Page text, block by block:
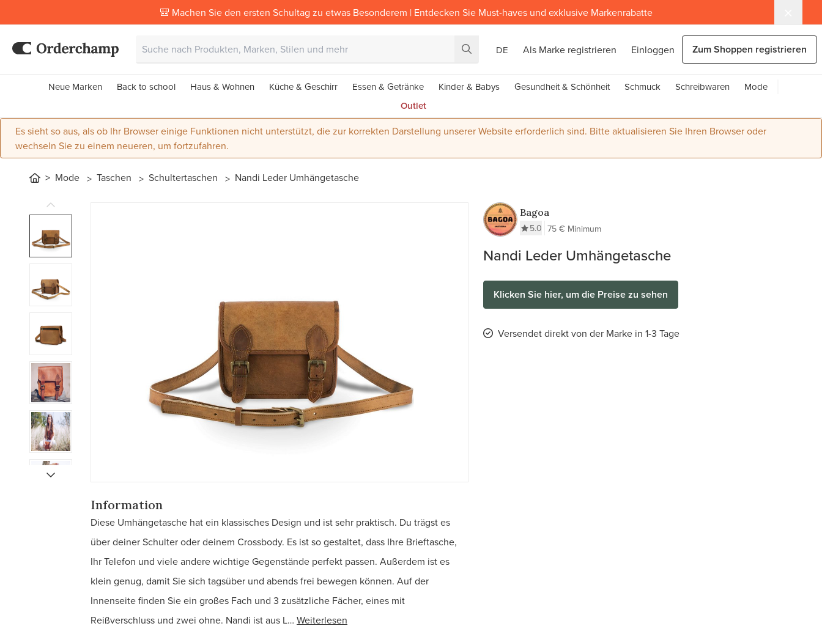
🎒 Machen Sie den ersten Schultag zu etwas Besonderem | Entdecken Sie Must-haves und exklusive Markenrabatte
DE Als Marke registrieren Einloggen Zum Shoppen registrieren
Neue Marken Back to school Haus & Wohnen Küche & Geschirr Essen & Getränke Kinder & Babys Gesundheit & Schönheit Schmuck Schreibwaren
Mode
Outlet
Es sieht so aus, als ob Ihr Browser einige Funktionen nicht unterstützt, die zur korrekten Darstellung unserer Website erforderlich sind. Bitte aktualisieren Sie Ihren Browser oder
wechseln Sie zu einem neueren, um fortzufahren.
Mode Taschen Schultertaschen Nandi Leder Umhängetasche
Bagoa
5.0 75 € Minimum
Nandi Leder Umhängetasche
Klicken Sie hier, um die Preise zu sehen
Versendet direkt von der Marke in 1-3 Tage
Information
Diese Umhängetasche hat ein klassisches Design und ist sehr praktisch. Du trägst es
über deiner Schulter oder deinem Crossbody. Es ist so gestaltet, dass Ihre Brieftasche,
Ihr Telefon und viele andere wichtige Gegenstände perfekt passen. Außerdem ist es
klein genug, damit Sie sich tagsüber und abends frei bewegen können. Auf der
Innenseite finden Sie ein großes Fach und 3 zusätzliche Fächer, eines mit
Reißverschluss und zwei ohne. Nandi ist aus L… Weiterlesen